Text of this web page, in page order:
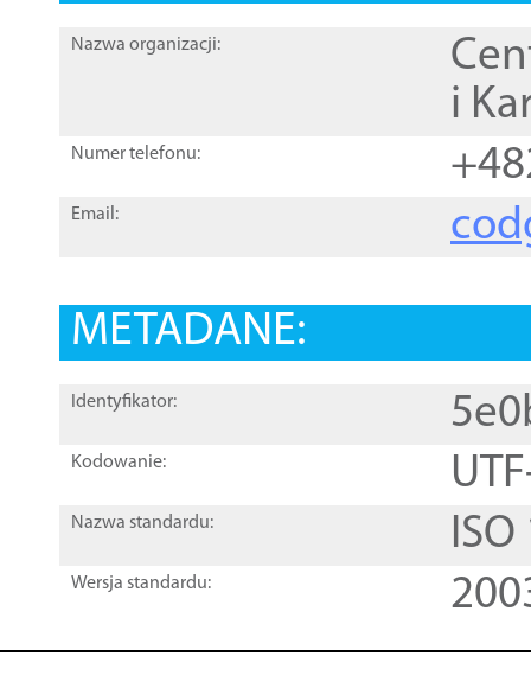
Nazwa organizacji:
i
Numer telefonu:
Email:
METADANE:
Identyfikator:
Kodowanie:
Nazwa standardu:
Wersja standardu: